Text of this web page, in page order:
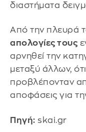
διαστήματα
Από την πλευρά
απολογίες τους
αρνηθεί την
μεταξύ άλλων,
προβλέπονταν
αποφάσεις για
Πηγή: skai.gr